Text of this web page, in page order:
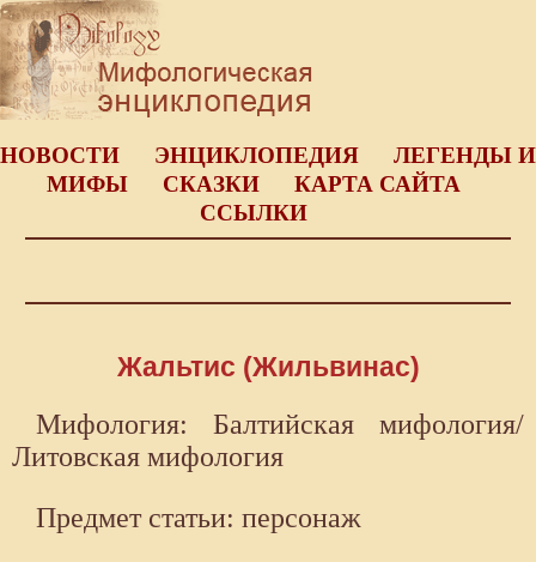
НОВОСТИ ЭНЦИКЛОПЕДИЯ
ЛЕГЕНДЫ И
МИФЫ
СКАЗКИ
КАРТА САЙТА
ССЫЛКИ
Жальтис (Жильвинас)
Мифология: Балтийская мифология/
Литовская мифология
Предмет статьи: персонаж